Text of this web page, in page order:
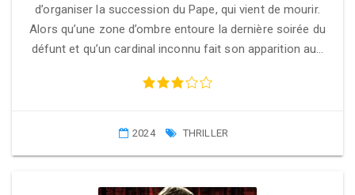
d’organiser la succession du Pape, qui vient de mourir.
Alors qu’une zone d’ombre entoure la dernière soirée du
défunt et qu’un cardinal inconnu fait son apparition au…
2024 THRILLER